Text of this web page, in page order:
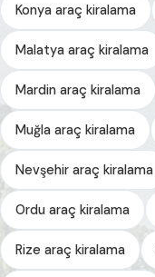
Konya araç kiralama
Malatya araç kiralama
Mardin araç kiralama
Muğla araç kiralama
Nevşehir araç kiralama
Ordu araç kiralama
Rize araç kiralama